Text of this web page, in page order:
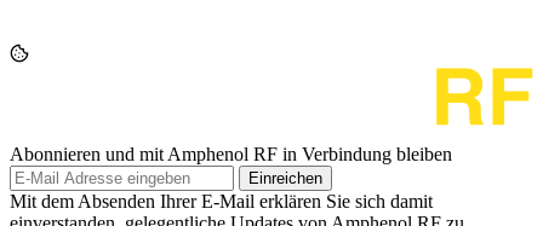
Abonnieren und mit Amphenol RF in Verbindung bleiben
Einreichen
Mit dem Absenden Ihrer E-Mail erklären Sie sich damit